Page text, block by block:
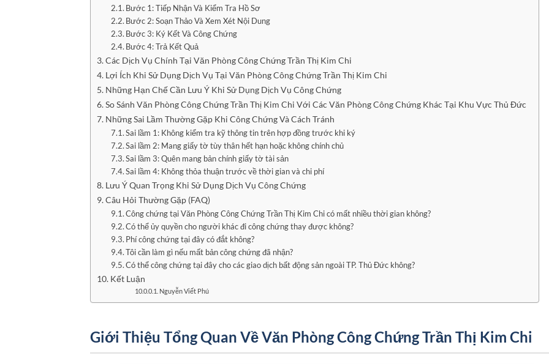
Bước 1: Tiếp Nhận Và Kiểm Tra Hồ Sơ
Bước 2: Soạn Thảo Và Xem Xét Nội Dung
Bước 3: Ký Kết Và Công Chứng
Bước 4: Trả Kết Quả
Các Dịch Vụ Chính Tại Văn Phòng Công Chứng Trần Thị Kim Chi
Lợi Ích Khi Sử Dụng Dịch Vụ Tại Văn Phòng Công Chứng Trần Thị Kim Chi
Những Hạn Chế Cần Lưu Ý Khi Sử Dụng Dịch Vụ Công Chứng
So Sánh Văn Phòng Công Chứng Trần Thị Kim Chi Với Các Văn Phòng Công Chứng Khác Tại Khu Vực Thủ Đức
Những Sai Lầm Thường Gặp Khi Công Chứng Và Cách Tránh
Sai lầm 1: Không kiểm tra kỹ thông tin trên hợp đồng trước khi ký
Sai lầm 2: Mang giấy tờ tùy thân hết hạn hoặc không chính chủ
Sai lầm 3: Quên mang bản chính giấy tờ tài sản
Sai lầm 4: Không thỏa thuận trước về thời gian và chi phí
Lưu Ý Quan Trọng Khi Sử Dụng Dịch Vụ Công Chứng
Câu Hỏi Thường Gặp (FAQ)
Công chứng tại Văn Phòng Công Chứng Trần Thị Kim Chi có mất nhiều thời gian không?
Có thể ủy quyền cho người khác đi công chứng thay được không?
Phí công chứng tại đây có đắt không?
Tôi cần làm gì nếu mất bản công chứng đã nhận?
Có thể công chứng tại đây cho các giao dịch bất động sản ngoài TP. Thủ Đức không?
Kết Luận
Nguyễn Viết Phú
Giới Thiệu Tổng Quan Về Văn Phòng Công Chứng Trần Thị Kim Chi